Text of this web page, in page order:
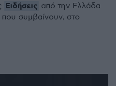
Ειδήσεις από την Ελλάδα
συμβαίνουν, στο